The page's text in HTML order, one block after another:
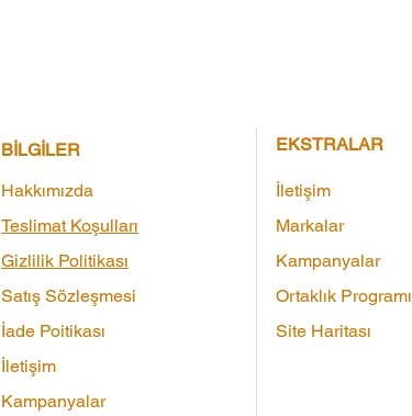
BİLGİLER
Hakkımızda
Teslimat Koşulları
Gizlilik Politikası
Satış Sözleşmesi
İade Poitikası
İletişim
Kampanyalar
EKSTRALAR
İletişim
Markalar
Kampanyalar
Ortaklık Programı
Site Haritası